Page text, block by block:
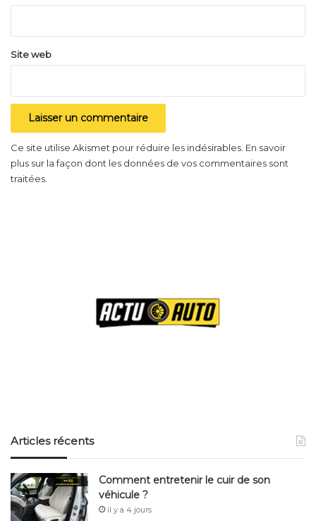
Site web
Ce site utilise Akismet pour réduire les indésirables. En savoir
plus sur la façon dont les données de vos commentaires sont
traitées
Articles récents
Comment entretenir le cuir de son
véhicule ?
il y a 4 jours